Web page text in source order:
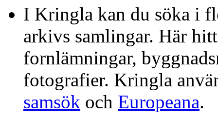
I Kringla kan du söka i
arkivs samlingar. Här
fornlämningar,
fotografier. Kringla
samsök och Europeana.